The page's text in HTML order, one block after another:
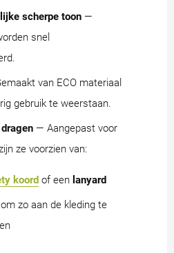
scherpe toon —
snel
van ECO materiaal
gebruik te weerstaan.
— Aangepast voor
ze voorzien van:
koord of een lanyard
om zo aan de kleding te